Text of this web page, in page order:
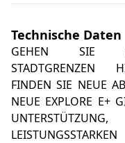
Technische Daten
GEHEN SIE
STADTGRENZEN
FINDEN SIE NEUE
NEUE EXPLORE E+